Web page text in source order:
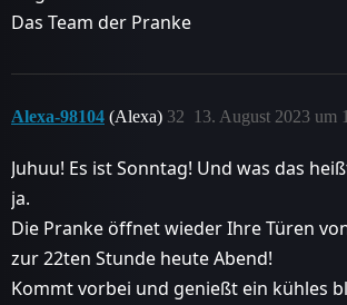
Das Team der Pranke
Alexa-98104 (Alexa) 13. August 2023 um
32
Juhuu! Es ist Sonntag! Und was das
ja.
Die Pranke öffnet wieder Ihre Türen
zur 22ten Stunde heute Abend!
Kommt vorbei und genießt ein kühles